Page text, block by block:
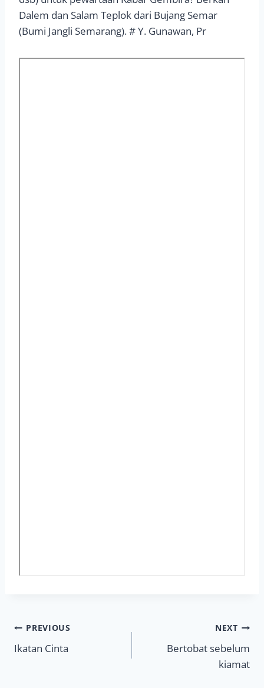
Dalem dan Salam Teplok dari Bujang Semar
(Bumi Jangli Semarang). # Y. Gunawan, Pr
Navigasi
pos
PREVIOUS
Ikatan Cinta
NEXT
Bertobat sebelum
kiamat